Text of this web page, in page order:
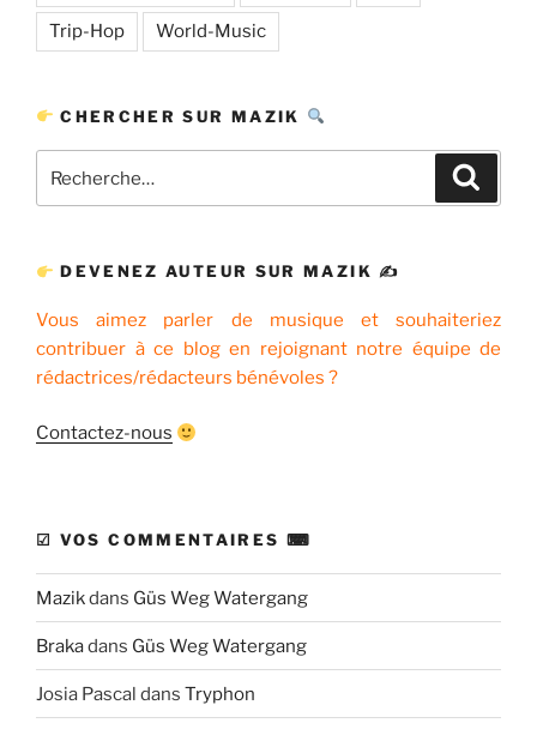
Trip-Hop World-Music
CHERCHER SUR MAZIK
pour
DEVENEZ AUTEUR SUR MAZIK ✍
Vous aimez parler de musique et souhaiteriez
contribuer à ce blog en rejoignant notre équipe de
rédactrices/rédacteurs bénévoles ?
Contactez-nous
☑ VOS COMMENTAIRES ⌨
Mazikdans Güs Weg Watergang
Brakadans Güs Weg Watergang
Josia Pascal dans Tryphon